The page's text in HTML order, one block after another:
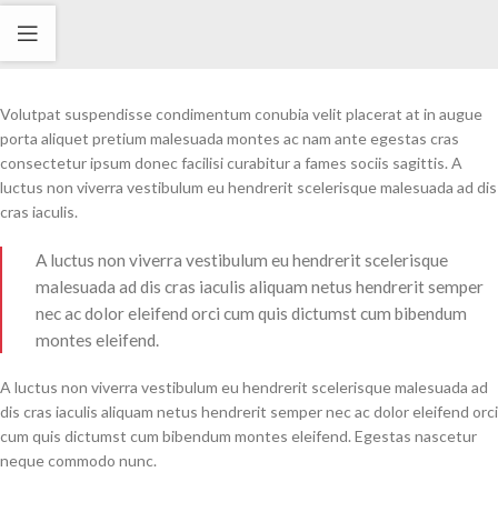
Volutpat suspendisse condimentum conubia velit placerat at in augue
porta aliquet pretium malesuada montes ac nam ante egestas cras
consectetur ipsum donec facilisi curabitur a fames sociis sagittis. A
luctus non viverra vestibulum eu hendrerit scelerisque malesuada ad dis
cras iaculis.
A luctus non viverra vestibulum eu hendrerit scelerisque
malesuada ad dis cras iaculis aliquam netus hendrerit semper
nec ac dolor eleifend orci cum quis dictumst cum bibendum
montes eleifend.
A luctus non viverra vestibulum eu hendrerit scelerisque malesuada ad
dis cras iaculis aliquam netus hendrerit semper nec ac dolor eleifend orci
cum quis dictumst cum bibendum montes eleifend. Egestas nascetur
neque commodo nunc.